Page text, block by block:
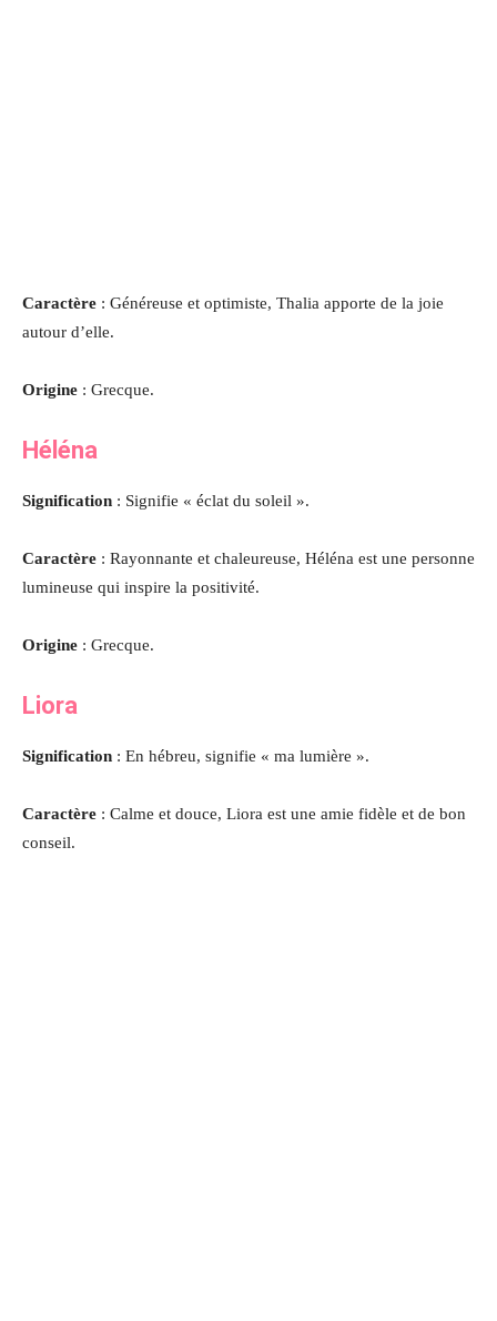
Caractère : Généreuse et optimiste, Thalia apporte de la joie
autour d’elle.
Origine : Grecque.
Héléna
Signification : Signifie « éclat du soleil ».
Caractère : Rayonnante et chaleureuse, Héléna est une personne
lumineuse qui inspire la positivité.
Origine : Grecque.
Liora
Signification : En hébreu, signifie « ma lumière ».
Caractère : Calme et douce, Liora est une amie fidèle et de bon
conseil.